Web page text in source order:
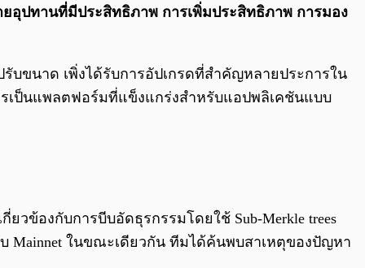
0:00 0:00
อุปทานที่มีประสิทธิภาพ การเพิ่มประสิทธิภาพ การมอง
บขนาด เพิ่งได้รับการอัปเกรดที่สำคัญหลายประการใน
เป็นแพลตฟอร์มที่แข็งแกร่งสำหรับแอปพลิเคชันแบบ
วข้องกับการบีบอัดธุรกรรมโดยใช้ Sub-Merkle trees
Mainnet ในขณะเดียวกัน ทีมได้ค้นพบสาเหตุของปัญหา